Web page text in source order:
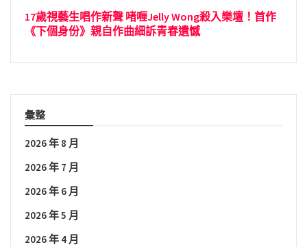
17歲視藝生唱作新聲 啫喱Jelly Wong殺入樂壇！首作
《下個身份》親自作曲細訴青春遺憾
彙整
2026 年 8 月
2026 年 7 月
2026 年 6 月
2026 年 5 月
2026 年 4 月